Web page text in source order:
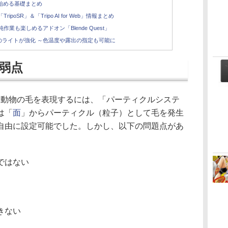
める基礎まとめ
TripoSR」＆「Tripo AI for Web」情報まとめ
業も楽しめるアドオン「Blende Quest」
イトが強化 ～色温度や露出の指定も可能に
点
の毛を表現するには、「パーティクルシステ
「 面 」からパーティクル（粒子）として毛を発生
由に設定可能でした。しかし、以下の問題点があ
はない
ない